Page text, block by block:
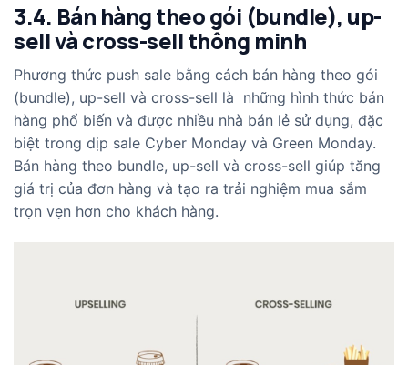
3.4. Bán hàng theo gói (bundle), up-
sell và cross-sell thông minh
Phương thức push sale bằng cách bán hàng theo gói
(bundle), up-sell và cross-sell là những hình thức bán
hàng phổ biến và được nhiều nhà bán lẻ sử dụng, đặc
biệt trong dịp sale Cyber Monday và Green Monday.
Bán hàng theo bundle, up-sell và cross-sell giúp tăng
giá trị của đơn hàng và tạo ra trải nghiệm mua sắm
trọn vẹn hơn cho khách hàng.